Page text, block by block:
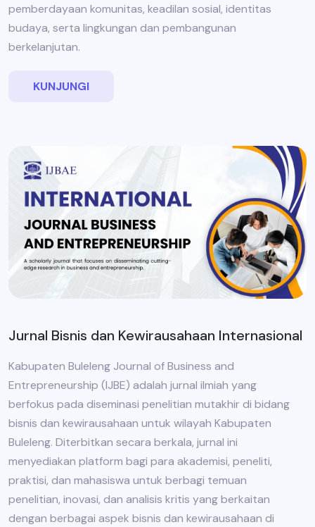
pemberdayaan komunitas, keadilan sosial, identitas
budaya, serta lingkungan dan pembangunan
berkelanjutan.
KUNJUNGI
Jurnal Bisnis dan Kewirausahaan Internasional
Kabupaten Buleleng Journal of Business and
Entrepreneurship (IJBE) adalah jurnal ilmiah yang
berfokus pada diseminasi penelitian mutakhir di bidang
bisnis dan kewirausahaan untuk wilayah Kabupaten
Buleleng. Diterbitkan secara berkala, jurnal ini
menyediakan platform bagi para akademisi, peneliti,
praktisi, dan mahasiswa untuk berbagi temuan
penelitian, inovasi, dan analisis kritis yang berkaitan
dengan berbagai aspek bisnis dan kewirausahaan di